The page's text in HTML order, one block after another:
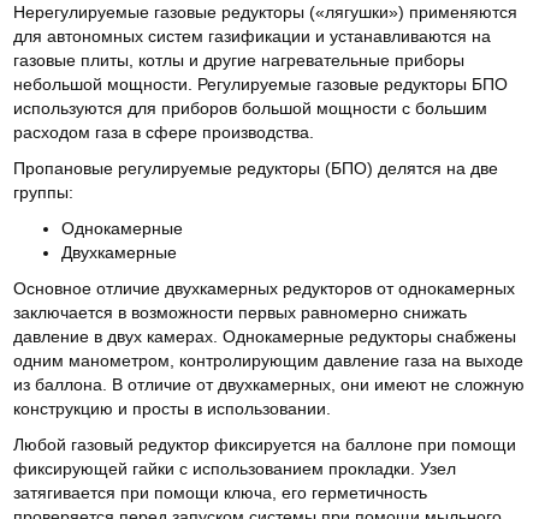
Нерегулируемые газовые редукторы («лягушки») применяются
для автономных систем газификации и устанавливаются на
газовые плиты, котлы и другие нагревательные приборы
небольшой мощности. Регулируемые газовые редукторы БПО
используются для приборов большой мощности с большим
расходом газа в сфере производства.
Пропановые регулируемые редукторы (БПО) делятся на две
группы:
Однокамерные
Двухкамерные
Основное отличие двухкамерных редукторов от однокамерных
заключается в возможности первых равномерно снижать
давление в двух камерах. Однокамерные редукторы снабжены
одним манометром, контролирующим давление газа на выходе
из баллона. В отличие от двухкамерных, они имеют не сложную
конструкцию и просты в использовании.
Любой газовый редуктор фиксируется на баллоне при помощи
фиксирующей гайки с использованием прокладки. Узел
затягивается при помощи ключа, его герметичность